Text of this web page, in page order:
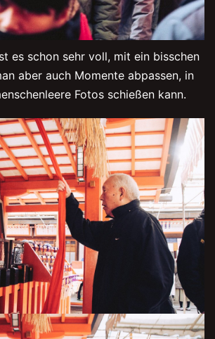
es schon sehr voll, mit ein bisschen
aber auch Momente abpassen, in
Fotos schießen kann.